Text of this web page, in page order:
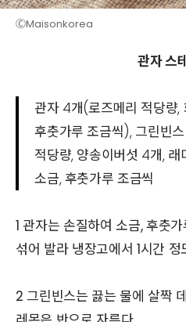
ⒸMaisonkorea
관자 스
관자 4개(로즈메리 적당량,
후춧가루 조금씩), 그린빈
적당량, 양송이버섯 4개,
소금, 후춧가루 조금씩
1 관자는 손질하여 소금, 후춧
섞어 발라 냉장고에서 1시간
2 그린빈스는 끓는 물에 살짝